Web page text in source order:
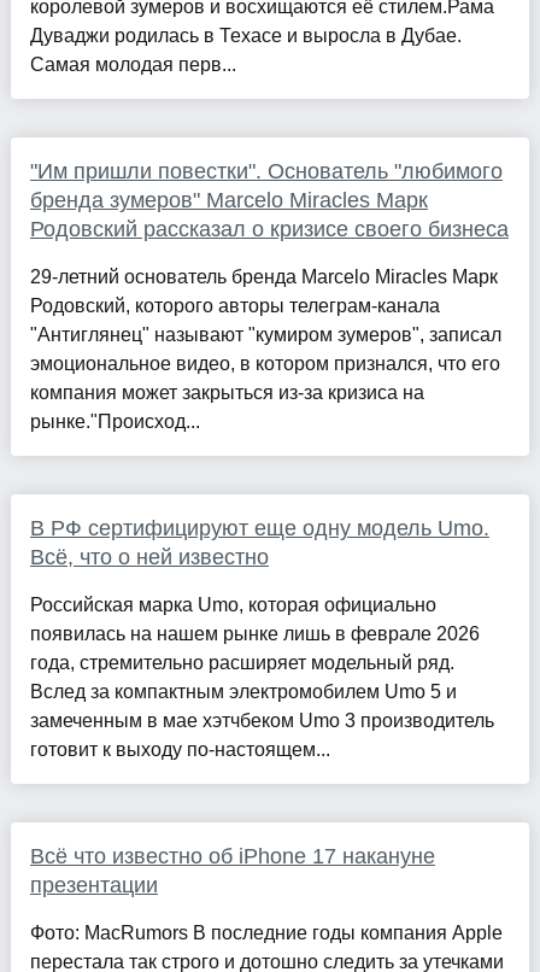
королевой зумеров и восхищаются её стилем.Рама
Дуваджи родилась в Техасе и выросла в Дубае.
Самая молодая перв...
"Им пришли повестки". Основатель "любимого
бренда зумеров" Marcelo Miracles Марк
Родовский рассказал о кризисе своего бизнеса
29-летний основатель бренда Marcelo Miracles Марк
Родовский, которого авторы телеграм-канала
"Антиглянец" называют "кумиром зумеров", записал
эмоциональное видео, в котором признался, что его
компания может закрыться из-за кризиса на
рынке."Происход...
В РФ сертифицируют еще одну модель Umo.
Всё, что о ней известно
Российская марка Umo, которая официально
появилась на нашем рынке лишь в феврале 2026
года, стремительно расширяет модельный ряд.
Вслед за компактным электромобилем Umo 5 и
замеченным в мае хэтчбеком Umo 3 производитель
готовит к выходу по-настоящем...
Всё что известно об iPhone 17 накануне
презентации
Фото: MacRumors В последние годы компания Apple
перестала так строго и дотошно следить за утечками